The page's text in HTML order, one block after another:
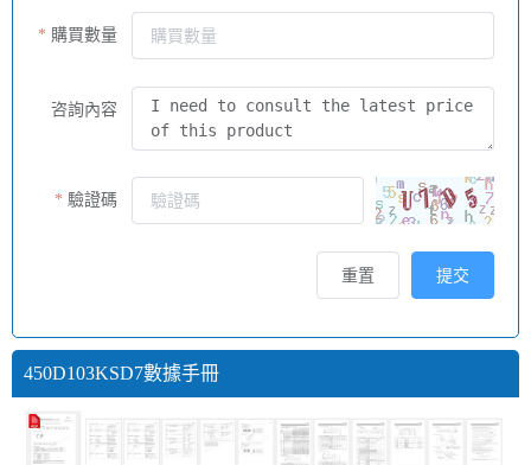
購買數量
咨詢內容
驗證碼
提交
重置
450D103KSD7數據手冊